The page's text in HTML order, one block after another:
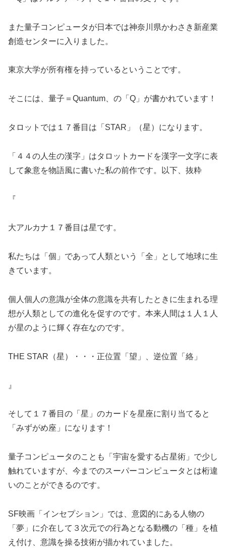
また量子コンピュータが日本では神奈川県かわさき新産業
創造センターに入りました。
東京大学が所有権を持っているということです。
そこには、量子＝ Quantum 、の「 Q 」が書かれています！
タロットでは１７番目は「 STAR 」（星）になります。
「４４の人生の漢字」はタロットカードを漢字一文字に表
して象意を物語風に書いた私の前作です。以下、抜粋
『
大アルカナ１７番目は星です。
私たちは「個」であって人類という「全」として地球に生
きています。
個人個人の意識が全体の意識を共有したときに生まれる理
想が人類としての進化を促すのです。本来人間は１人１人
が星のように輝く存在なのです。
THE STAR （星）・・・正位置「望」、逆位置「絡」
』
そして１７番目の「星」のカードを星座に割り当てると
「みずがめ座」になります！
量子コンピュータのことも「宇宙を愛する占星術」で少し
触れていますが、今までのスーパーコンピュータとは桁違
いのことができるのです。
SF映画「インセプション」では、意図的にある人物の
「夢」に介在して３次元での行為となる動機の「種」を植
え付け、意識を操る技術が描かれていました。